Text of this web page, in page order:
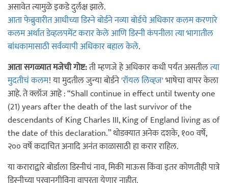
असावेत त्यामुळे इकडे दुर्लक्ष झाले.
आता फेब्रुवारीत आधीच्या डिस्ने बोर्डने नव्या बोर्डचे अधिकार कलम करणारे
कलम अर्थात डेव्हलपमेंट करार केले आणि डिस्नी कंपनीला त्या भागातील
बांधकामासाठी सर्वव्यापी अधिकार बहाल केले.
आता सगळ्यात मजेची गोष्ट:ती म्हणजे हे अधिकार कधी पर्यंत असतीलत्या
मुदतीचं कलम! या मुदतील जुन्या बोर्डने'रॉयल लिव्ह्ज'भाषेचा वापर केला
आहे. ते क्लॉज आहे : “Shall continue in effect until twenty one
(21) years after the death of the last survivor of the
descendants of King Charles III, King of England living as of
the date of this declaration.” थोडक्यात अनेक दशके, १०० वर्षे,
२०० वर्षे कदाचित अनादि अनंत काळासाठी हा करार राहिल.
या कराराद्वारे बोर्डाला डिस्नीचं नाव, मिकी माऊस किंवा इतर कोणतीही पात्रे